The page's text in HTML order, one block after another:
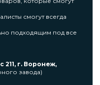
смогут всегда
подходящим под все
211, г. Воронеж,
завода)